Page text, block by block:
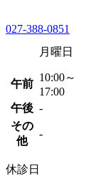
027-388-0851
月曜日
午前
10:00～
17:00
午後 -
その
他
-
休診日